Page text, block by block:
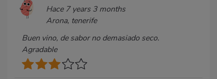
Hace 7 years 3 months
Arona, tenerife
Buen vino, de sabor no demasiado seco.
Agradable